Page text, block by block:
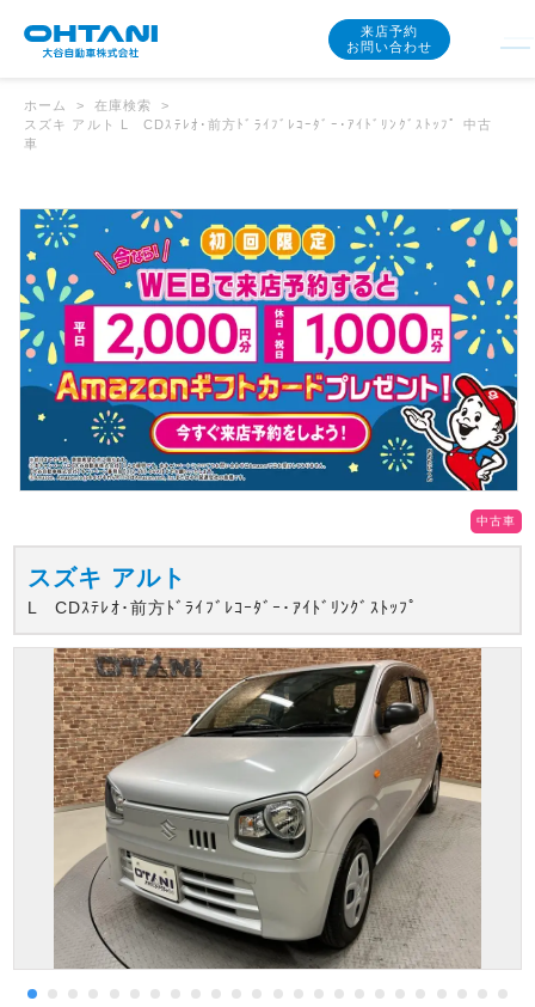
来店予約
お問い合わせ
ホーム
在庫検索
スズキ アルト L CDｽﾃﾚｵ･前方ﾄﾞﾗｲﾌﾞﾚｺｰﾀﾞｰ･ｱｲﾄﾞﾘﾝｸﾞｽﾄｯﾌﾟ 中古
車
中古車
スズキ アルト
L CDｽﾃﾚｵ･前方ﾄﾞﾗｲﾌﾞﾚｺｰﾀﾞｰ･ｱｲﾄﾞﾘﾝｸﾞｽﾄｯﾌﾟ